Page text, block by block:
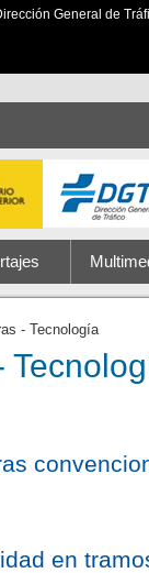
General de
- Tecnología
en